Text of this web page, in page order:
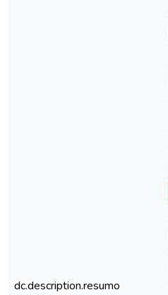
dc.description.resumo